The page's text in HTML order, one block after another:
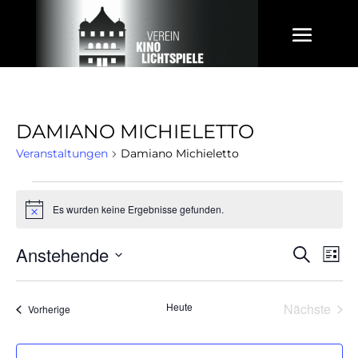
DAMIANO MICHIELETTO
Veranstaltungen Damiano Michieletto
VERANSTALTUNGEN
HinweisEs wurden keine Ergebnisse gefunden.
Suche
Liste
Anstehende
Datum
VorherigeVeranstaltungen Heute
Nächste